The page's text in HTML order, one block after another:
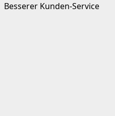
Besserer Kunden-Service